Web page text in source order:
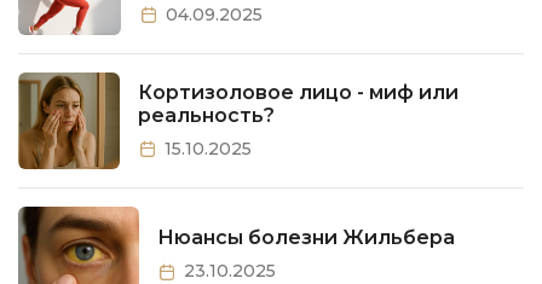
04.09.2025
Кортизоловое лицо - миф или
реальность?
15.10.2025
Нюансы болезни Жильбера
23.10.2025